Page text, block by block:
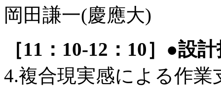
岡田謙一(慶應大)
［11：10-12：10］●設
4.複合現実感による作業